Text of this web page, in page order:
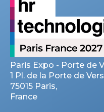
Paris Expo - Porte de
1 Pl. de la Porte de
75015 Paris,
France